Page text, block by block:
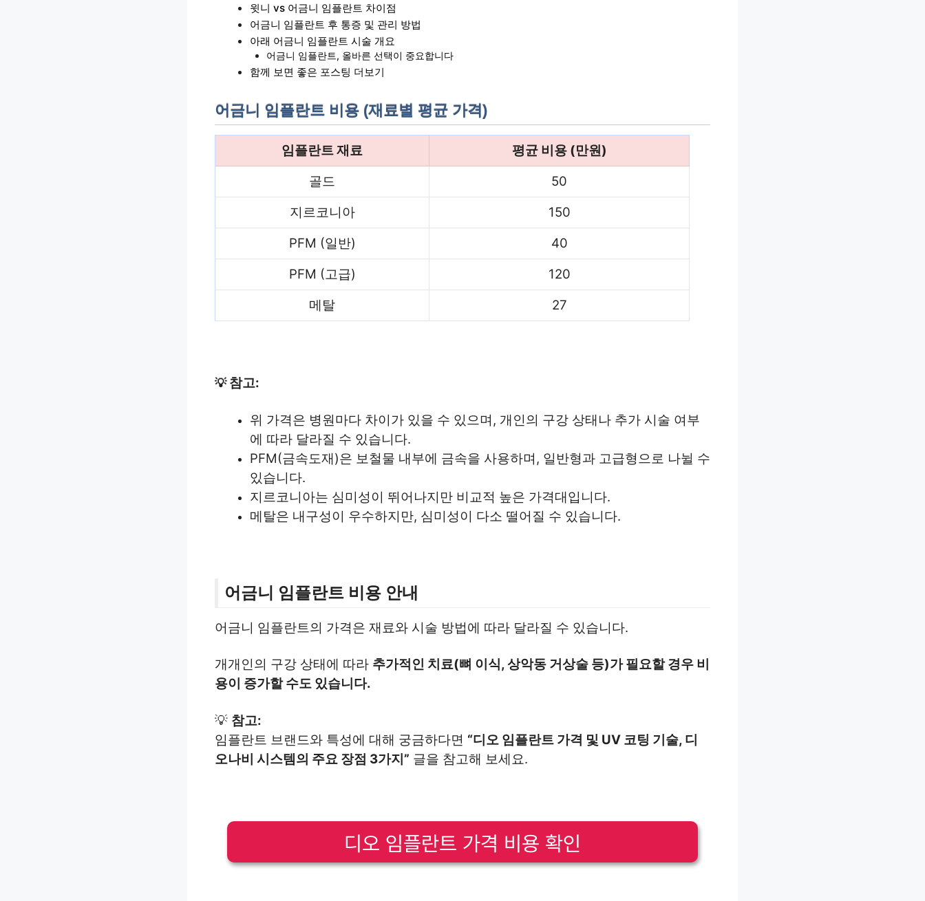
윗니 vs 어금니 임플란트 차이점
어금니 임플란트 후 통증 및 관리 방법
아래 어금니 임플란트 시술 개요
어금니 임플란트, 올바른 선택이 중요합니다
함께 보면 좋은 포스팅 더보기
어금니 임플란트 비용 (재료별 평균 가격)
임플란트 재료
평균 비용 (만원)
골드
50
지르코니아
150
PFM (일반)
40
PFM (고급)
120
메탈
27
💡참고:
위 가격은 병원마다 차이가 있을 수 있으며, 개인의 구강 상태나 추가 시술 여부
에 따라 달라질 수 있습니다.
PFM(금속도재)은 보철물 내부에 금속을 사용하며, 일반형과 고급형으로 나뉠 수
있습니다.
지르코니아는 심미성이 뛰어나지만 비교적 높은 가격대입니다.
메탈은 내구성이 우수하지만, 심미성이 다소 떨어질 수 있습니다.
어금니 임플란트 비용 안내
어금니 임플란트의 가격은 재료와 시술 방법에 따라 달라질 수 있습니다.
개개인의 구강 상태에 따라 추가적인 치료(뼈 이식, 상악동 거상술 등)가 필요할 경우 비
용이 증가할 수도 있습니다.
💡 참고:
임플란트 브랜드와 특성에 대해 궁금하다면 “디오 임플란트 가격 및 UV 코팅 기술, 디
오나비 시스템의 주요 장점 3가지” 글을 참고해 보세요.
디오 임플란트 가격 비용 확인